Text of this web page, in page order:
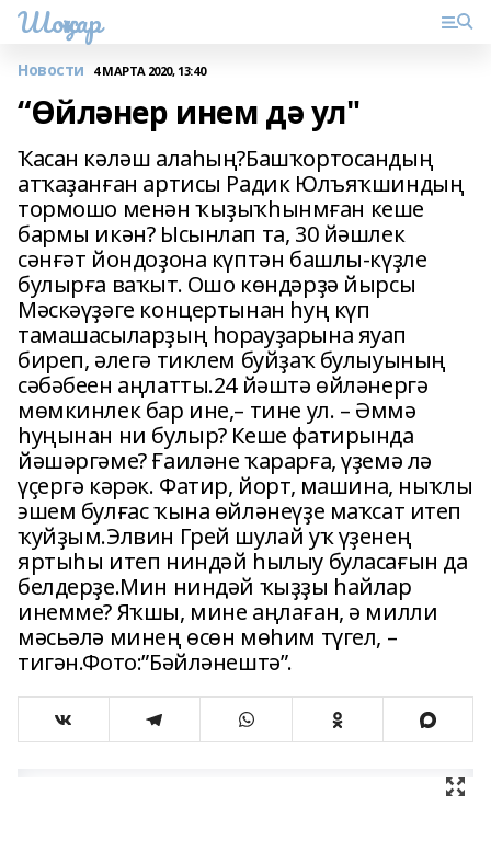
Шоңҡар
Новости 4 МАРТА 2020, 13:40
“Өйләнер инем дә ул"
Ҡасан кәләш алаһың?Башҡортосандың
атҡаҙанған артисы Радик Юлъяҡшиндың
тормошо менән ҡыҙыҡһынмған кеше
бармы икән? Ысынлап та, 30 йәшлек
сәнғәт йондоҙона күптән башлы-күҙле
булырға ваҡыт. Ошо көндәрҙә йырсы
Мәскәүҙәге концертынан һуң күп
тамашасыларҙың һорауҙарына яуап
биреп, әлегә тиклем буйҙаҡ булыуының
сәбәбеен аңлатты.24 йәштә өйләнергә
мөмкинлек бар ине,– тине ул. – Әммә
һуңынан ни булыр? Кеше фатирында
йәшәргәме? Ғаиләне ҡарарға, үҙемә лә
үҫергә кәрәк. Фатир, йорт, машина, ныҡлы
эшем булғас ҡына өйләнеүҙе маҡсат итеп
ҡуйҙым.Элвин Грей шулай уҡ үҙенең
яртыһы итеп ниндәй һылыу буласағын да
белдерҙе.Мин ниндәй ҡыҙҙы һайлар
инемме? Яҡшы, мине аңлаған, ә милли
мәсьәлә минең өсөн мөһим түгел, –
тигән.Фото:”Бәйләнештә”.